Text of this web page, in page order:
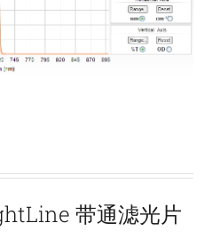
带通滤光片